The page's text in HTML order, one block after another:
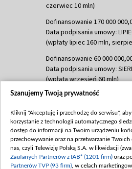
czerwiec 10 mln)
Dofinansowanie 170 000
Data podpisania umowy:
(wpłaty lipiec 160 mln,
Dofinansowanie 60 000
Data podpisania umowy:
(wpłata wrzesień 60 mln)
Dofinansowanie 635 783
(wpłata wrzesień 100 mln,
mln, listopad 265 mln)
Dofinansowanie 48 862
Data podpisania umowy:
(wpłata grudzień 60,548 mln)
Szanujemy Twoją prywatność
Kliknij "Akceptuję i przechodzę do serwisu",
korzystanie z technologii automatycznego
dostęp do informacji na Twoim urządzeniu
przechowywanie oraz na przetwarzanie
nas, czyli Telewizję Polską S.A. w likwidacji
Zaufanych Partnerów z IAB* (1201 firm) oraz
Partnerów TVP (93 firm) , w celach